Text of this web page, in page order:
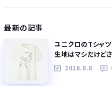
最新の記事
ユニクロのTシャ
生地はマシだけどさ
2026.8.8